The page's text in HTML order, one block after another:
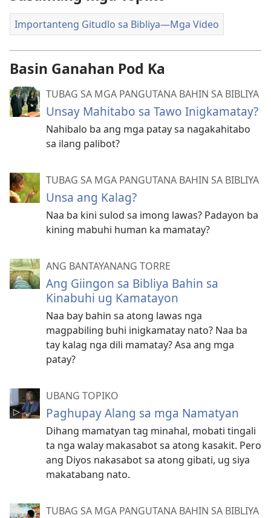
Importanteng Gitudlo sa Bibliya—Mga Video
Basin Ganahan Pod Ka
TUBAG SA MGA PANGUTANA BAHIN SA BIBLIYA
Unsay Mahitabo sa Tawo Inigkamatay?
Nahibalo ba ang mga patay sa nagakahitabo
sa ilang palibot?
TUBAG SA MGA PANGUTANA BAHIN SA BIBLIYA
Unsa ang Kalag?
Naa ba kini sulod sa imong lawas? Padayon ba
kining mabuhi human ka mamatay?
ANG BANTAYANANG TORRE
Ang Giingon sa Bibliya Bahin sa
Kinabuhi ug Kamatayon
Naa bay bahin sa atong lawas nga
magpabiling buhi inigkamatay nato? Naa ba
tay kalag nga dili mamatay? Asa ang mga
patay?
UBANG TOPIKO
Paghupay Alang sa mga Namatyan
Dihang mamatyan tag minahal, mobati tingali
ta nga walay makasabot sa atong kasakit. Pero
ang Diyos nakasabot sa atong gibati, ug siya
makatabang nato.
TUBAG SA MGA PANGUTANA BAHIN SA BIBLIYA